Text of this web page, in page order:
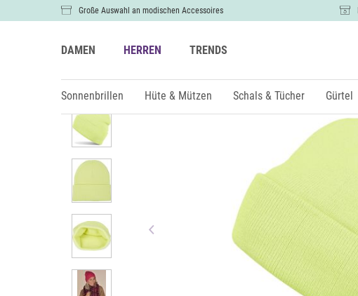
Große Auswahl an modischen Accessoires
DAMEN HERREN TRENDS
Sonnenbrillen Hüte & Mützen Schals & Tücher Gürtel